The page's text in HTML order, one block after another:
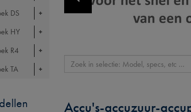
DS
HY
R4
TA
Accu's-accuzuur-